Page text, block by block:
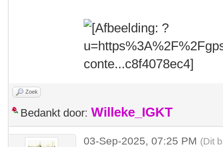
Zoek
Bedankt door: Willeke_IGKT
03-Sep-2025, 07:25 PM (Dit